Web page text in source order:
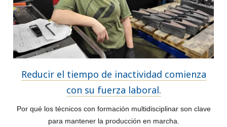
Reducir el tiempo de inactividad comienza
con su fuerza laboral.
Por qué los técnicos con formación multidisciplinar son clave
para mantener la producción en marcha.